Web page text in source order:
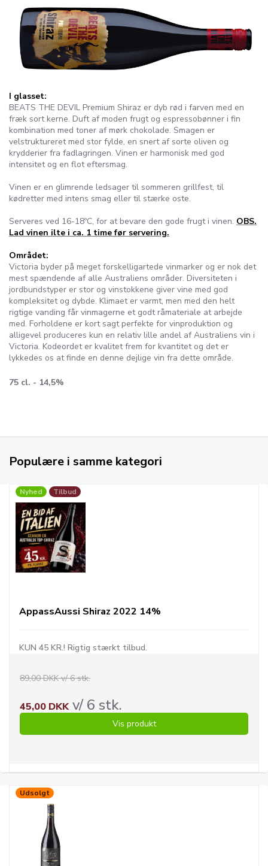
I glasset:
BEATS THE DEVIL Premium Shiraz er dyb rød i farven med en
fræk sort kerne. Duft af moden frugt og espressobønner i fin
kombination med toner af mørk chokolade. Smagen er
velstruktureret med stor fylde, en snert af sorte oliven og
krydderier fra fadlagringen. Vinen er harmonisk med god
intensitet og en flot eftersmag.
Vinen er en glimrende ledsager til sommeren grillfest, til
kødretter med intens smag eller til stærke oste.
Serveres ved 16-18ºC, for at bevare den gode frugt i vinen. OBS.
Lad vinen ilte i ca. 1 time før servering.
Området:
Victoria byder på meget forskelligartede vinmarker og er nok det
mest spændende af alle Australiens områder. Diversiteten i
jordbundstyper er stor og vinstokkene giver vine med god
kompleksitet og dybde. Klimaet er varmt, men med den helt
rigtige vanding får vinmagerne et godt råmateriale at arbejde
med. Forholdene er kort sagt perfekte for vinproduktion og
alligevel produceres kun en relativ lille andel af Australiens vin i
Victoria. Kodeordet er kvalitet frem for kvantitet og det er
lykkedes os at finde en denne dejlige vin fra dette område.
75 cl. - 14,5%
Populære i samme kategori
Nyhed Tilbud
AppassAussi Shiraz 2022 14%
KUN 45 KR.! Rigtig stærkt tilbud.
89,00 DKK v/ 6 stk.
45,00 DKKv/ 6 stk.
Vis produkt
Udsolgt